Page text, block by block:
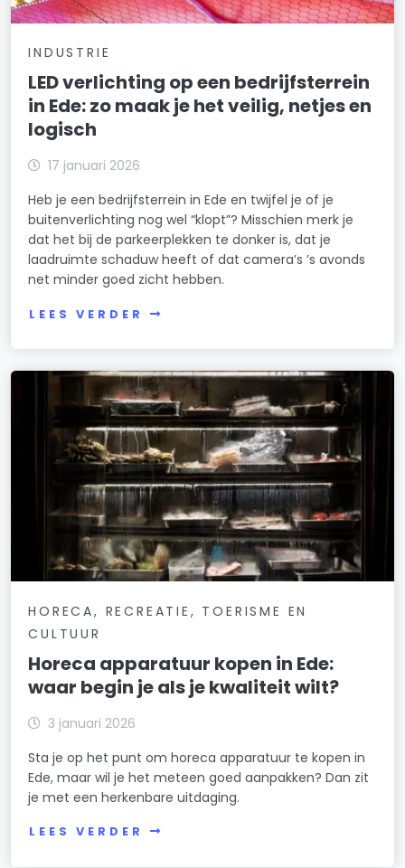
INDUSTRIE
LED verlichting op een bedrijfsterrein
in Ede: zo maak je het veilig, netjes en
logisch
17 januari 2026
Heb je een bedrijfsterrein in Ede en twijfel je of je
buitenverlichting nog wel “klopt”? Misschien merk je
dat het bij de parkeerplekken te donker is, dat je
laadruimte schaduw heeft of dat camera’s ’s avonds
net minder goed zicht hebben.
LEES VERDER
HORECA, RECREATIE, TOERISME EN
CULTUUR
Horeca apparatuur kopen in Ede:
waar begin je als je kwaliteit wilt?
3 januari 2026
Sta je op het punt om horeca apparatuur te kopen in
Ede, maar wil je het meteen goed aanpakken? Dan zit
je met een herkenbare uitdaging.
LEES VERDER